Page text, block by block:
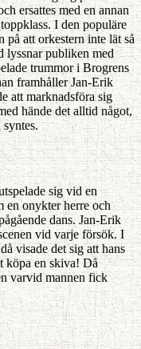
ersattes med en annan
I den populäre
på att orkestern inte lät så
lyssnar publiken med
trummor i Brogrens
framhåller Jan-Erik
att marknadsföra sig
hände det alltid något,
syntes.
sig vid en
en onykter herre och
dans. Jan-Erik
vid varje försök. I
visade det sig att hans
köpa en skiva! Då
varvid mannen fick